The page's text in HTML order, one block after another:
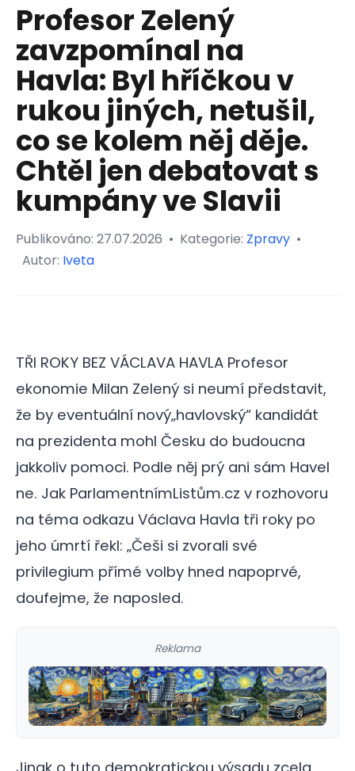
Profesor Zelený
zavzpomínal na
Havla: Byl hříčkou v
rukou jiných, netušil,
co se kolem něj děje.
Chtěl jen debatovat s
kumpány ve Slavii
Publikováno: 27.07.2026 • Kategorie: Zpravy •
Autor: Iveta
TŘI ROKY BEZ VÁCLAVA HAVLA Profesor
ekonomie Milan Zelený si neumí představit,
že by eventuální nový„havlovský“ kandidát
na prezidenta mohl Česku do budoucna
jakkoliv pomoci. Podle něj prý ani sám Havel
ne. Jak ParlamentnímListům.cz v rozhovoru
na téma odkazu Václava Havla tři roky po
jeho úmrtí řekl: „Češi si zvorali své
privilegium přímé volby hned napoprvé,
doufejme, že naposled.
Reklama